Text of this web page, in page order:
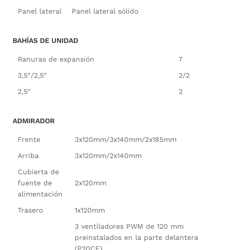
Panel lateral Panel lateral sólido
BAHÍAS DE UNIDAD
Ranuras de expansión
7
3,5″/2,5″
2/2
2,5″
2
ADMIRADOR
Frente
3x120mm/3x140mm/2x185mm
Arriba
3x120mm/2x140mm
Cubierta de
fuente de
alimentación
2x120mm
Trasero
1x120mm
3 ventiladores PWM de 120 mm
preinstalados en la parte delantera